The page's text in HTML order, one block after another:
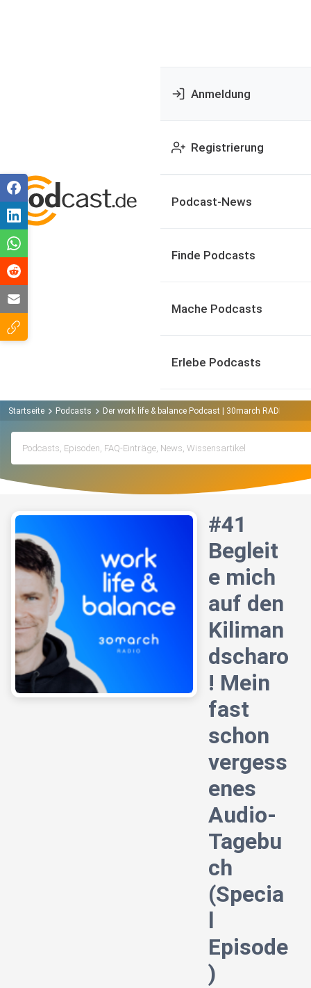
Anmeldung
Registrierung
Podcast-News
Finde Podcasts
Mache Podcasts
Erlebe Podcasts
Startseite Podcasts Der work life & balance Podcast | 30march RADIO
#41
Begleit
e mich
auf den
Kiliman
dscharo
! Mein
fast
schon
vergess
enes
Audio-
Tagebu
ch
(Specia
l
Episode
)